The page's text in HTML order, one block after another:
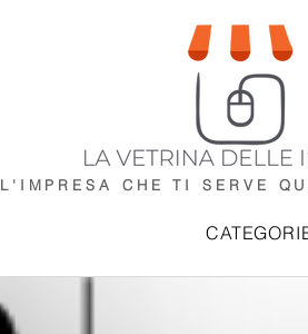
L'IMPRESA CHE TI SERVE